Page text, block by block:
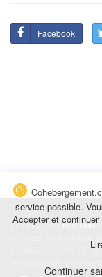
Facebook
Trouvez unechambre
au mois ou à l'année
temporaire : des
service possible.
Accepter et
Continuer